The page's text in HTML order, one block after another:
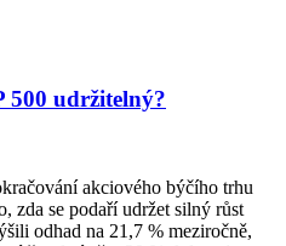
500 udržitelný?
akciového býčího trhu
zda se podaří udržet silný růst
odhad na 21,7 % meziročně,